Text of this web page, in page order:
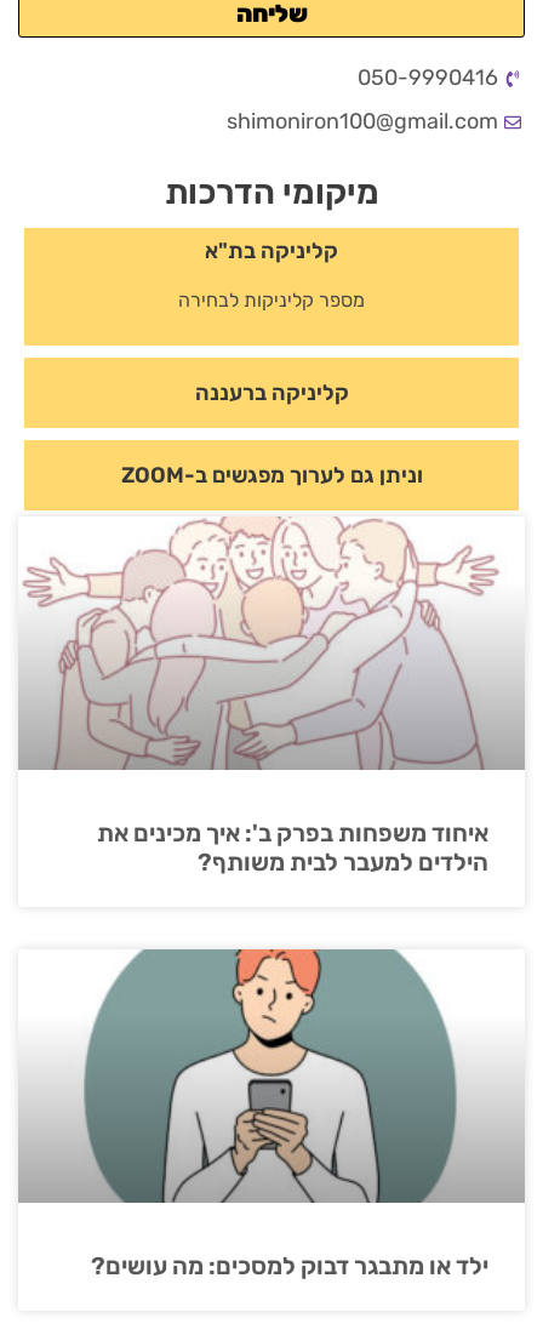
שליחה
050-9990416
shimoniron100@gmail.com
מיקומי הדרכות
קליניקה בת"א
מספר קליניקות לבחירה
קליניקה ברעננה
וניתן גם לערוך מפגשים ב-ZOOM
איחוד משפחות בפרק ב': איך מכינים את
הילדים למעבר לבית משותף?
ילד או מתבגר דבוק למסכים: מה עושים?